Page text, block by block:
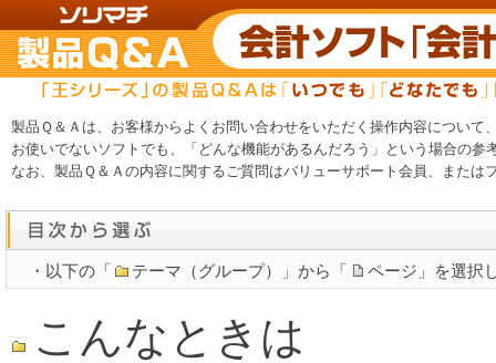
製品Ｑ＆Ａは、お客様からよくお問い合わせをいただく操作内容について
お使いでないソフトでも、「どんな機能があるんだろう」という場合の参
なお、製品Ｑ＆Ａの内容に関するご質問はバリューサポート会員、または
・以下の「 テーマ（グループ）」から「 ページ」を選択
こんなときは